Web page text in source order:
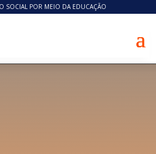
SOCIAL POR MEIO DA EDUCAÇÃO